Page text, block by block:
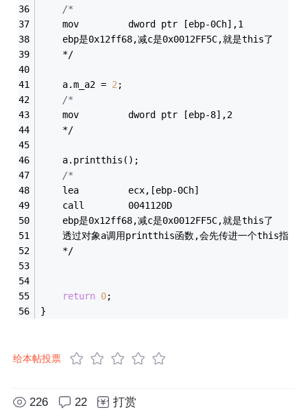
/*
	mov         dword ptr [ebp-0Ch],1
	ebp是0x12ff68,减c是0x0012FF5C,就是this了
	*/
	a.m_a2 =
2 ;
/*
	mov         dword ptr [ebp-8],2
	*/
	a.printthis();
/*
	lea         ecx,[ebp-0Ch]
	call        0041120D
	透过对象a调用printthis函数,会先传进一个this指针.
	*/
return 0;
}
给本帖投票
226 22 打赏